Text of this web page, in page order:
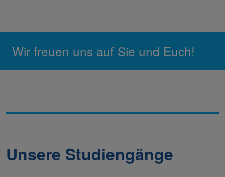
Wir freuen uns auf Sie und Euch!
Unsere Studiengänge